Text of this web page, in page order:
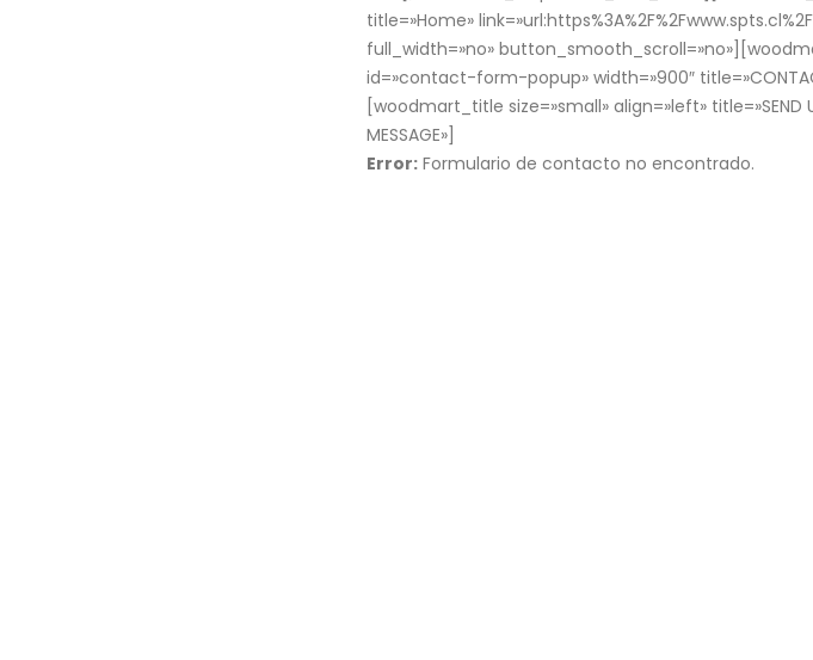
title=»Home»
full_width=»no»
id=»contact-form-popup» width=»900″
[woodmart_title size=»small» align=»left» title=»SEND
MESSAGE»]
Error: Formulario de contacto no encontrado.